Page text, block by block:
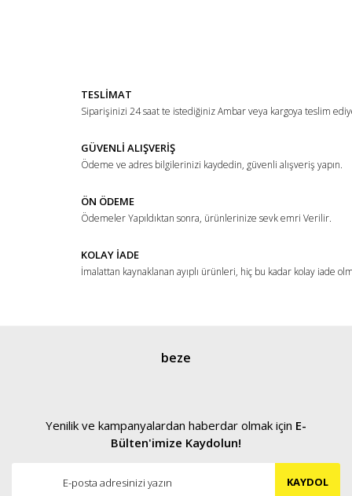
Ürün açıklamasında eksik bilgiler bulunuyor.
Ürün fiyatı diğer sitelerden daha pahalı.
Bu ürüne benzer farklı alternatifler olmalı.
Gönder
TESLİMAT
Siparişinizi 24 saat te istediğiniz Ambar veya kargoya teslim
GÜVENLİ ALIŞVERİŞ
Ödeme ve adres bilgilerinizi kaydedin, güvenli alışveriş yapın.
ÖN ÖDEME
Ödemeler Yapıldıktan sonra, ürünlerinize sevk emri Verilir.
KOLAY İADE
İmalattan kaynaklanan ayıplı ürünleri, hiç bu kadar kolay iade
beze
Yenilik ve kampanyalardan haberdar olmak için E-
Bülten'imize Kaydolun!
KAYDOL